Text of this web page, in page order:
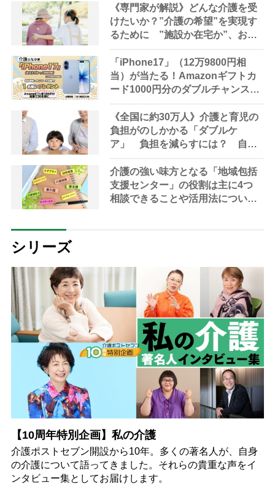
《専門家が解説》どんな介護を受
けたいか？”介護の希望”を実現す
るために ”施設か在宅か”、お金
のことなど元気なうちからしてお
くべきこと
「iPhone17」（12万9800円相
当）が当たる！Amazonギフトカ
ード1000円分のダブルチャンスも
30名様に
《全国に約30万人》介護と育児の
負担がのしかかる「ダブルケ
ア」 負担を減らすには？ 自治
体の相談窓口や無理なく続ける工
夫について解説
介護の強い味方となる「地域包括
支援センター」の役割は主に4つ
相談できることや活用法について
シリーズ
【10周年特別企画】私の介護
介護ポストセブン開設から10年。多くの著名人が、自身
の介護について語ってきました。それらの貴重な声をイ
ンタビュー集としてお届けします。